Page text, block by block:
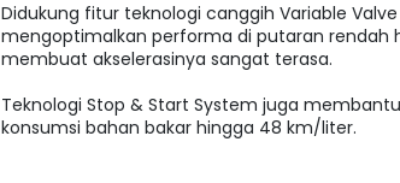
Didukung fitur teknologi canggih Variable
mengoptimalkan performa di putaran rendah
membuat akselerasinya sangat terasa.
Teknologi Stop & Start System juga
konsumsi bahan bakar hingga 48 km/liter.